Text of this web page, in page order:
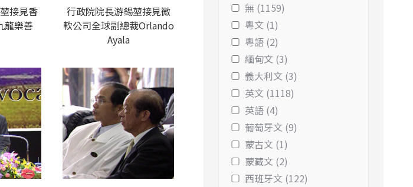
接見香
龍樂善
行政院院長游錫堃接見微
軟公司全球副總裁Orlando
Ayala
無 (1159)
粵文 (1)
粵語 (2)
緬甸文 (3)
義大利文 (3)
英文 (1118)
英語 (4)
葡萄牙文 (9)
蒙古文 (1)
蒙藏文 (2)
西班牙文 (122)